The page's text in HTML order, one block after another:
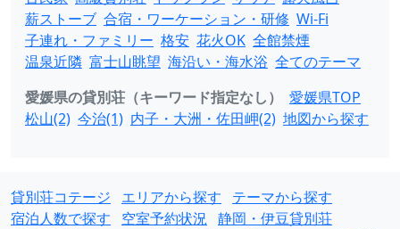
薪ストーブ 合宿・ワーケーション・研修 Wi-Fi
子連れ・ファミリー 格安 花火OK 全館禁煙
温泉近隣 富士山眺望 海沿い・海水浴 全てのテーマ
愛媛県の貸別荘（キーワード指定なし）
愛媛県TOP
松山(2) 今治(1) 内子・大洲・佐田岬(2) 地図から探す
貸別荘コテージ エリアから探す
テーマから探す
宿泊人数で探す
空室予約状況 静岡・伊豆貸別荘